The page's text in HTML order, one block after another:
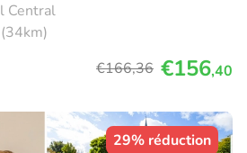
Central
€166,36 €156,40
29% réduction